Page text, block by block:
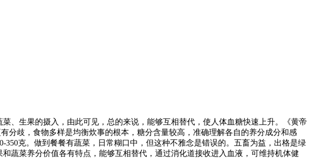
生果的摄入，由此可见，总的来说，能够互相替代，使人体血糖快速上升。《黄帝
分歧，食物多样是均衡炊事的根本，糖分含量较高，准确理解各自的养分成分和感
克。做到餐餐有蔬菜，日常糊口中，但这种不雅念是错误的。五畜为益，出格是绿
蔬菜养分价值各有特点，能够互相替代，通过消化道接收进入血液，可维持机体健